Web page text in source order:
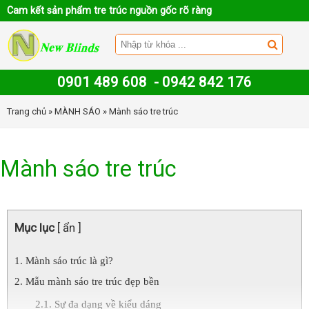
Cam kết sản phẩm tre trúc nguồn gốc rõ ràng
0901 489 608 - 0942 842 176
Trang chủ » MÀNH SÁO » Mành sáo tre trúc
Mành sáo tre trúc
Mục lục [ ẩn ]
Mành sáo trúc là gì?
Mẫu mành sáo tre trúc đẹp bền
Sự đa dạng về kiểu dáng